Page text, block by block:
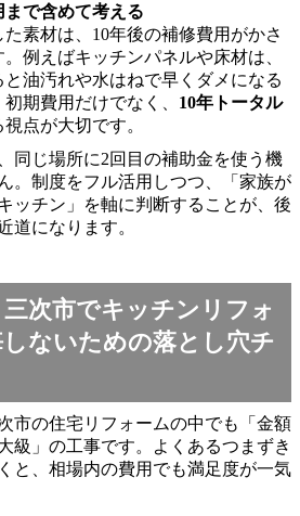
で含めて考える
素材は、10年後の補修費用がかさ
例えばキッチンパネルや床材は、
油汚れや水はねで早くダメになる
期費用だけでなく、 10年トータル
点が大切です。
同じ場所に2回目の補助金を使う機
。制度をフル活用しつつ、「家族が
ッチン」を軸に判断することが、後
道になります。
次市でキッチンリフォ
ないための落とし穴チ
市の住宅リフォームの中でも「金額
級」の工事です。よくあるつまずき
と、相場内の費用でも満足度が一気